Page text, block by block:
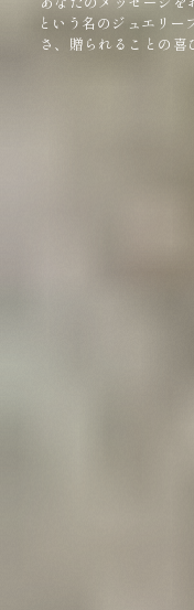
という名のジュエリー
さ、贈られることの